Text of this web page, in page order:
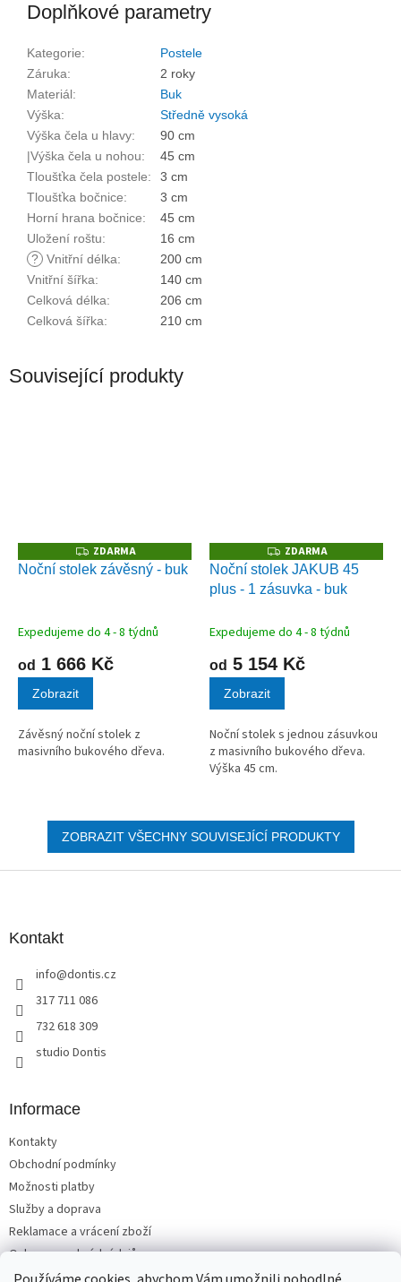
Doplňkové parametry
Kategorie:
Postele
Záruka:
2 roky
Materiál:
Buk
Výška:
Středně vysoká
Výška čela u hlavy:
90 cm
|Výška čela u nohou:
45 cm
Tloušťka čela postele:
3 cm
Tloušťka bočnice:
3 cm
Horní hrana bočnice:
45 cm
Uložení roštu:
16 cm
? Vnitřní délka:
200 cm
Vnitřní šířka:
140 cm
Celková délka:
206 cm
Celková šířka: 210 cm
Související produkty
Z
D
A
ZDARMA
Noční stolek závěsný - buk
Expedujeme do 4 - 8 týdnů
od 1 666 Kč
Zobrazit
Závěsný noční stolek z
masivního bukového dřeva.
Z
D
A
R
ZDARMA
Noční stolek JAKUB 45
plus - 1 zásuvka - buk
Expedujeme do 4 - 8 týdnů
od 5 154 Kč
Zobrazit
Noční stolek s jednou zásuvkou
z masivního bukového dřeva.
Výška 45 cm.
ZOBRAZIT VŠECHNY SOUVISEJÍCÍ PRODUKTY
Kontakt
info@dontis.cz
317 711 086
732 618 309
studio Dontis
Informace
Kontakty
Obchodní podmínky
Možnosti platby
Služby a doprava
Reklamace a vrácení zboží
Ochrana osobních údajů